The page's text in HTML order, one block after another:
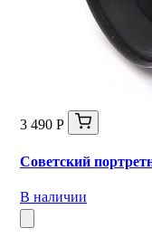
3 490 Р
Советский
В наличии